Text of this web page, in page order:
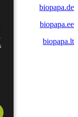
biopapa.de
biopapa.ee
biopapa.lt